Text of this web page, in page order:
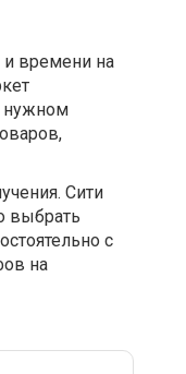
и времени на
нужном
Сити
выбрать
с
на